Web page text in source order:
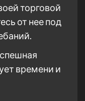
торговой
от нее под
времени и